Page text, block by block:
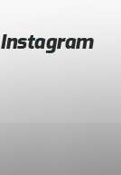
Instagram